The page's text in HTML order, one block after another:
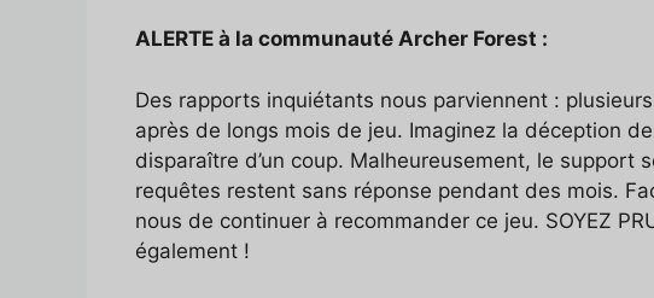
ALERTE à la communauté Archer Forest :
Des rapports inquiétants nous parviennent :
après de longs mois de jeu. Imaginez la déception
disparaître d’un coup. Malheureusement, le support
requêtes restent sans réponse pendant des mois.
nous de continuer à recommander ce jeu. SOYEZ
également !